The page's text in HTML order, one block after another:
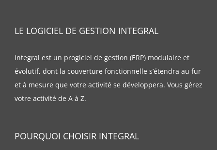
LE LOGICIEL DE GESTION INTEGRAL
Integral est un progiciel de gestion (ERP) modulaire et
évolutif, dont la couverture fonctionnelle s’étendra au fur
et à mesure que votre activité se développera. Vous gérez
votre activité de A à Z.
POURQUOI CHOISIR INTEGRAL